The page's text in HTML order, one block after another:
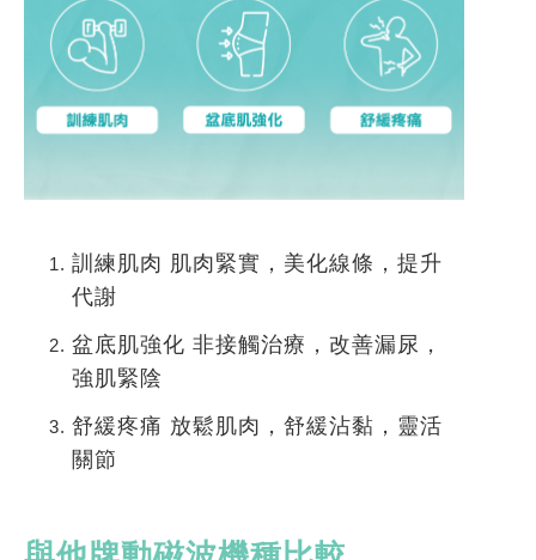
訓練肌肉 肌肉緊實，美化線條，提升
代謝
盆底肌強化 非接觸治療，改善漏尿，
強肌緊陰
舒緩疼痛 放鬆肌肉，舒緩沾黏，靈活
關節